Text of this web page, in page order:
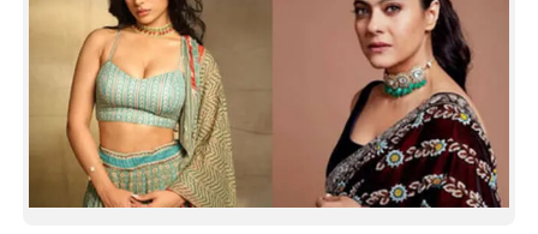
INFO+
ART
ASTRO